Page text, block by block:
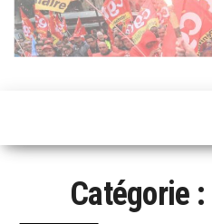
content
Catégorie :